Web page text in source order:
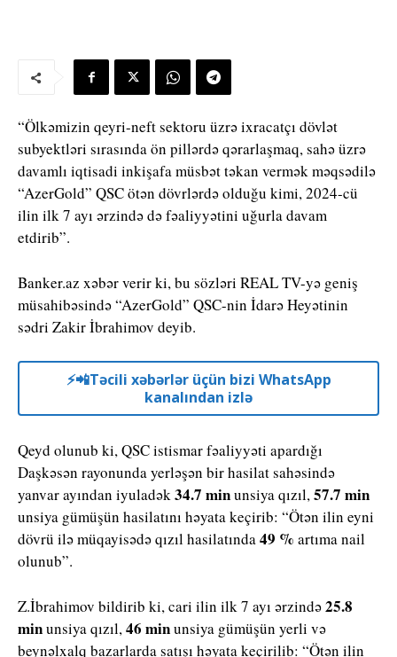
“Ölkəmizin qeyri-neft sektoru üzrə ixracatçı dövlət
subyektləri sırasında ön pillərdə qərarlaşmaq, sahə üzrə
davamlı iqtisadi inkişafa müsbət təkan vermək məqsədilə
“AzerGold” QSC ötən dövrlərdə olduğu kimi, 2024-cü
ilin ilk 7 ayı ərzində də fəaliyyətini uğurla davam
etdirib”.
Banker.az xəbər verir ki, bu sözləri REAL TV-yə geniş
müsahibəsində “AzerGold” QSC-nin İdarə Heyətinin
sədri Zakir İbrahimov deyib.
⚡️📲Təcili xəbərlər üçün bizi WhatsApp
kanalından izlə
Qeyd olunub ki, QSC istismar fəaliyyəti apardığı
Daşkəsən rayonunda yerləşən bir hasilat sahəsində
yanvar ayından iyuladək34.7 minunsiya qızıl,57.7 min
unsiya gümüşün hasilatını həyata keçirib: “Ötən ilin eyni
dövrü ilə müqayisədə qızıl hasilatında49 % artıma nail
olunub”.
Z.İbrahimov bildirib ki, cari ilin ilk 7 ayı ərzində25.8
minunsiya qızıl,46 minunsiya gümüşün yerli və
beynəlxalq bazarlarda satışı həyata keçirilib: “Ötən ilin